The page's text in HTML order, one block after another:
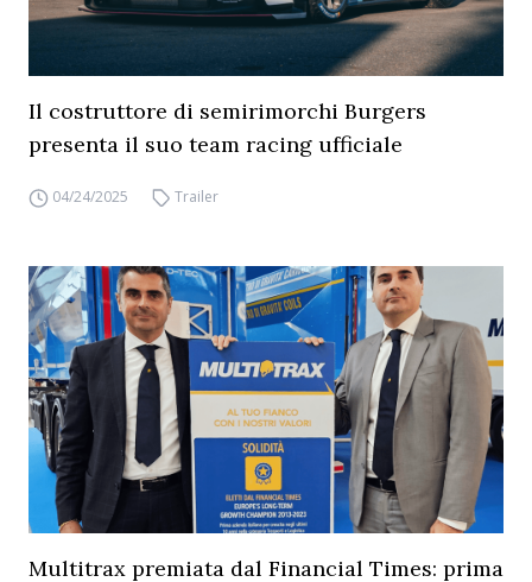
Il costruttore di semirimorchi Burgers
presenta il suo team racing ufficiale
04/24/2025 Trailer
Multitrax premiata dal Financial Times: prima